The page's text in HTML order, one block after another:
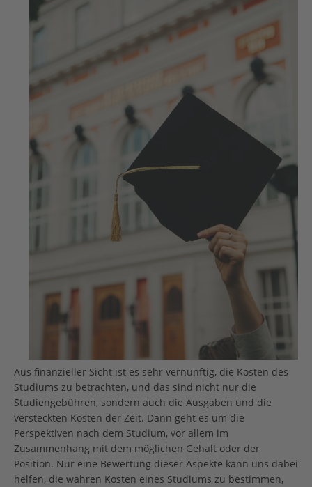
Aus finanzieller Sicht ist es sehr vernünftig, die Kosten des
Studiums zu betrachten, und das sind nicht nur die
Studiengebühren, sondern auch die Ausgaben und die
versteckten Kosten der Zeit. Dann geht es um die
Perspektiven nach dem Studium, vor allem im
Zusammenhang mit dem möglichen Gehalt oder der
Position. Nur eine Bewertung dieser Aspekte kann uns dabei
helfen, die wahren Kosten eines Studiums zu bestimmen,